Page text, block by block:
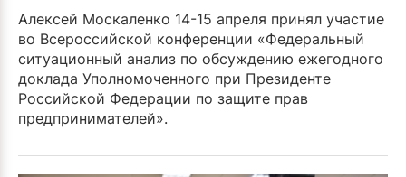
Уполномоченного при Президенте РФ
Алексей Москаленко 14-15 апреля принял участие
во Всероссийской конференции «Федеральный
ситуацион­ный анализ по обсуждению ежегодного
доклада Уполно­моченного при Президенте
Российской Федерации по защите прав
предпринима­телей».